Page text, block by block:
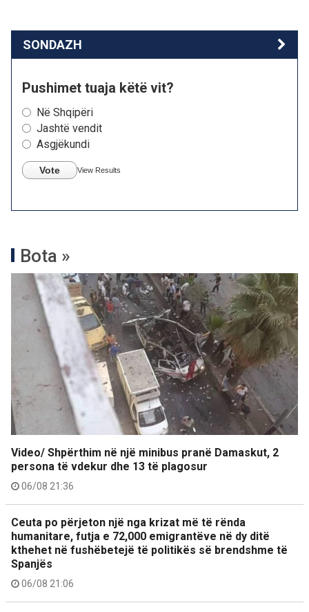
SONDAZH
Pushimet tuaja këtë vit?
Në Shqipëri
Jashtë vendit
Asgjëkundi
Vote View Results
Bota »
Video/ Shpërthim në një minibus pranë Damaskut, 2
persona të vdekur dhe 13 të plagosur
06/08 21:36
Ceuta po përjeton një nga krizat më të rënda
humanitare, futja e 72,000 emigrantëve në dy ditë
kthehet në fushëbetejë të politikës së brendshme të
Spanjës
06/08 21:06